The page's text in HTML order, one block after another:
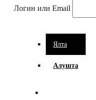
Логин или Email
Ялта
Алушта